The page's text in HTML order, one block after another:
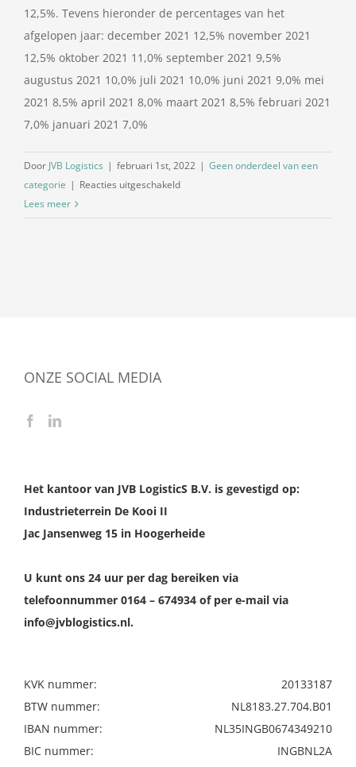
12,5%. Tevens hieronder de percentages van het
afgelopen jaar: december 2021 12,5% november 2021
12,5% oktober 2021 11,0% september 2021 9,5%
augustus 2021 10,0% juli 2021 10,0% juni 2021 9,0% mei
2021 8,5% april 2021 8,0% maart 2021 8,5% februari 2021
7,0% januari 2021 7,0%
Door JVB Logistics | februari 1st, 2022 | Geen onderdeel van een
categorie | Reacties uitgeschakeldvoor
Lees meer
ONZE SOCIAL MEDIA
Het kantoor van JVB LogisticS B.V. is gevestigd op:
Industrieterrein De Kooi II
Jac Jansenweg 15 in Hoogerheide
U kunt ons 24 uur per dag bereiken via
telefoonnummer 0164 – 674934 of per e-mail via
info@jvblogistics.nl.
KVK nummer:
20133187
BTW nummer:
NL8183.27.704.B01
IBAN nummer:
NL35INGB0674349210
BIC nummer:
INGBNL2A